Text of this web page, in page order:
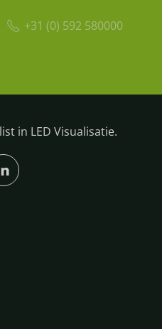
+31 (0) 592 580000
in LED Visualisatie.